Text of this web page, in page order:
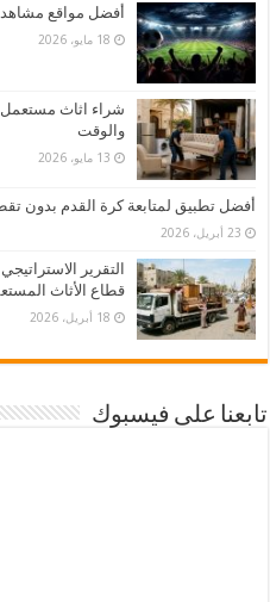
أفضل مواقع
18 مايو، 2026
شراء اثاث مستعمل
والوقت
13 مايو، 2026
أفضل تطبيق لمتابعة كرة القدم بدون
23 أبريل، 2026
التقرير
قطاع الأثاث
18 أبريل، 2026
تابعنا على فيسبوك